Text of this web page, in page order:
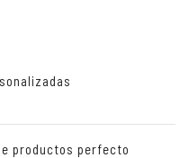
productos perfecto